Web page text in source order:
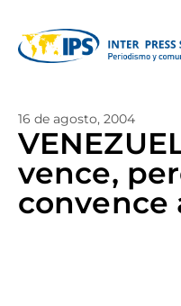
16 de agosto, 2004
vence,
convence